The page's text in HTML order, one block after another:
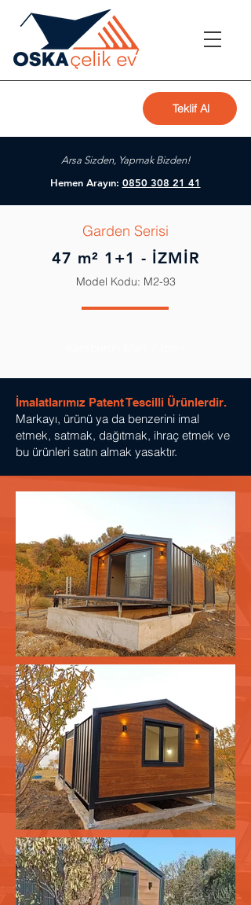
Teklif Al
Arsa Sizden, Yapmak Bizden!
Hemen Arayın: 0850 308 21 41
Garden Serisi
47 m² 1+1 - İZMİR
Model Kodu: M2-93
İmalatlarımız Patent Tescilli Ürünlerdir.
Markayı, ürünü ya da benzerini imal
etmek, satmak, dağıtmak, ihraç etmek ve
bu ürünleri satın almak yasaktır.